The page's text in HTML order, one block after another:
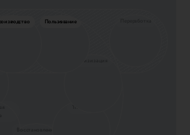
Пользование